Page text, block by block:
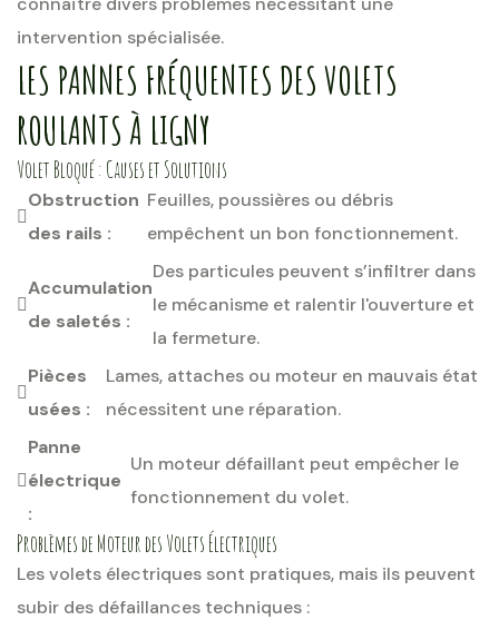
intervention spécialisée.
LES PANNES FRÉQUENTES DES VOLETS
ROULANTS À LIGNY
Volet Bloqué : Causes et Solutions
Obstruction
des rails :
Feuilles, poussières ou débris
empêchent un bon fonctionnement.
Accumulation
de saletés :
Des particules peuvent s’infiltrer dans
le mécanisme et ralentir l'ouverture et
la fermeture.
Pièces
usées :
Lames, attaches ou moteur en mauvais état
nécessitent une réparation.
Panne
électrique
:
Un moteur défaillant peut empêcher le
fonctionnement du volet.
Problèmes de Moteur des Volets Électriques
Les volets électriques sont pratiques, mais ils peuvent
subir des défaillances techniques :